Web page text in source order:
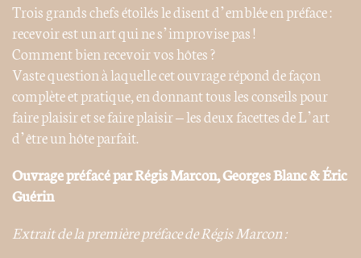
Trois grands chefs étoilés le disent d’emblée en préface :
recevoir est un art qui ne s’improvise pas !
Comment bien recevoir vos hôtes ?
Vaste question à laquelle cet ouvrage répond de façon
complète et pratique, en donnant tous les conseils pour
faire plaisir et se faire plaisir – les deux facettes de L’art
d’être un hôte parfait.
Ouvrage préfacé par Régis Marcon, Georges Blanc & Éric
Guérin
Extrait de la première préface de Régis Marcon :